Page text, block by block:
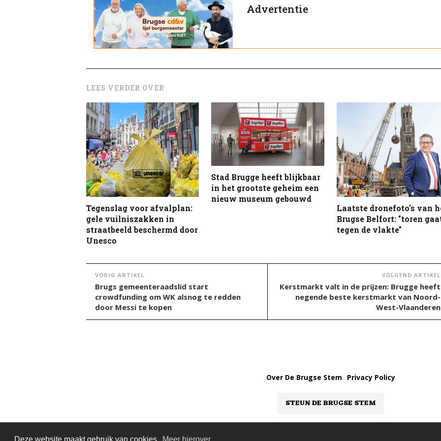
Advertentie
LEES VERDER OVER
Tegenslag voor afvalplan:
gele vuilniszakken in
straatbeeld beschermd door
Unesco
Stad Brugge heeft blijkbaar
in het grootste geheim een
nieuw museum gebouwd
Laatste dronefoto's van
Brugse Belfort: "toren
tegen de vlakte"
VORIG ARTIKEL
Brugs gemeenteraadslid start
crowdfunding om WK alsnog te redden
door Messi te kopen
VOLGEND ARTIKEL
Kerstmarkt valt in de prijzen: Brugge heeft
negende beste kerstmarkt van Noord-
West-Vlaanderen
Over De Brugse Stem Privacy Policy
STEUN DE BRUGSE STEM